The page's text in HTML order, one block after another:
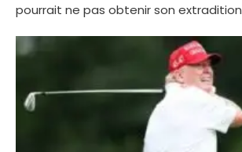
pourrait ne pas obtenir son extradition